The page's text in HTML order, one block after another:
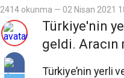
2414 okunma — 02 Nisan 2021
Türkiye'nin
geldi. Aracın
Türkiye’nin yerli